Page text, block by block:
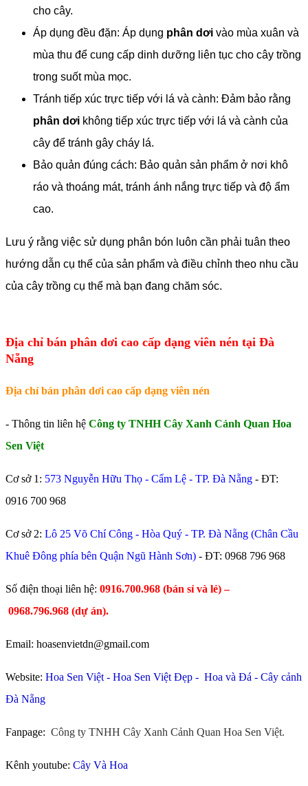
cho cây.
Áp dụng đều đặn: Áp dụng phân dơi vào mùa xuân và
mùa thu để cung cấp dinh dưỡng liên tục cho cây trồng
trong suốt mùa mọc.
Tránh tiếp xúc trực tiếp với lá và cành: Đảm bảo rằng
phân dơi không tiếp xúc trực tiếp với lá và cành của
cây để tránh gây cháy lá.
Bảo quản đúng cách: Bảo quản sản phẩm ở nơi khô
ráo và thoáng mát, tránh ánh nắng trực tiếp và độ ẩm
cao.
Lưu ý rằng việc sử dụng phân bón luôn cần phải tuân theo
hướng dẫn cụ thể của sản phẩm và điều chỉnh theo nhu cầu
của cây trồng cụ thể mà bạn đang chăm sóc.
Địa chỉ bán phân dơi cao cấp dạng viên nén tại Đà
Nẵng
Địa chỉ bán phân dơi cao cấp dạng viên nén
- Thông tin liên hệ Công ty TNHH Cây Xanh Cảnh Quan Hoa
Sen Việt
Cơ sở 1: 573 Nguyễn Hữu Thọ - Cẩm Lệ - TP. Đà Nẵng - ĐT:
0916 700 968
Cơ sở 2: Lô 25 Võ Chí Công - Hòa Quý - TP. Đà Nẵng (Chân Cầu
Khuê Đông phía bên Quận Ngũ Hành Sơn) - ĐT: 0968 796 968
​Số điện thoại liên hệ: 0916.700.968 (bán sỉ và lẻ) –
0968.796.968 (dự án).
Email: hoasenvietdn@gmail.com
Website: Hoa Sen Việt - Hoa Sen Việt Đẹp - Hoa và Đá - Cây cảnh
Đà Nẵng
Fanpage: Công ty TNHH Cây Xanh Cảnh Quan Hoa Sen Việt.
Kênh youtube: Cây Và Hoa